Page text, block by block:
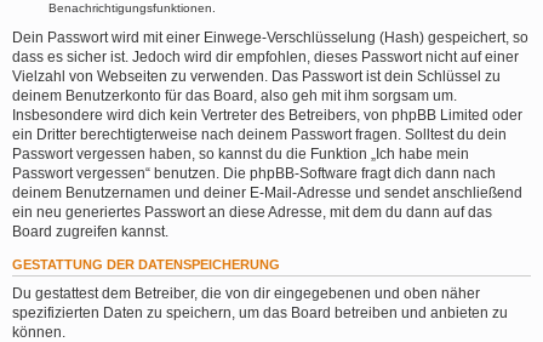
Benachrichtigungsfunktionen.
Dein Passwort wird mit einer Einwege-Verschlüsselung (Hash) gespeichert, so
dass es sicher ist. Jedoch wird dir empfohlen, dieses Passwort nicht auf einer
Vielzahl von Webseiten zu verwenden. Das Passwort ist dein Schlüssel zu
deinem Benutzerkonto für das Board, also geh mit ihm sorgsam um.
Insbesondere wird dich kein Vertreter des Betreibers, von phpBB Limited oder
ein Dritter berechtigterweise nach deinem Passwort fragen. Solltest du dein
Passwort vergessen haben, so kannst du die Funktion „Ich habe mein
Passwort vergessen“ benutzen. Die phpBB-Software fragt dich dann nach
deinem Benutzernamen und deiner E-Mail-Adresse und sendet anschließend
ein neu generiertes Passwort an diese Adresse, mit dem du dann auf das
Board zugreifen kannst.
GESTATTUNG DER DATENSPEICHERUNG
Du gestattest dem Betreiber, die von dir eingegebenen und oben näher
spezifizierten Daten zu speichern, um das Board betreiben und anbieten zu
können.